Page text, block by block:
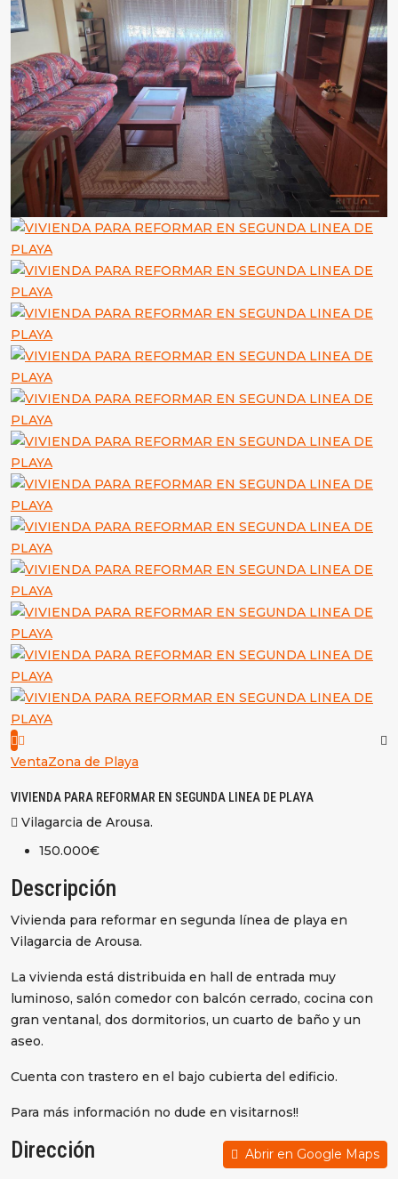
VentaZona de Playa
VIVIENDA PARA REFORMAR EN SEGUNDA LINEA DE PLAYA
Vilagarcia de Arousa.
150.000€
Descripción
Vivienda para reformar en segunda línea de playa en
Vilagarcia de Arousa.
La vivienda está distribuida en hall de entrada muy
luminoso, salón comedor con balcón cerrado, cocina con
gran ventanal, dos dormitorios, un cuarto de baño y un
aseo.
Cuenta con trastero en el bajo cubierta del edificio.
Para más información no dude en visitarnos!!
Dirección Abrir en Google Maps